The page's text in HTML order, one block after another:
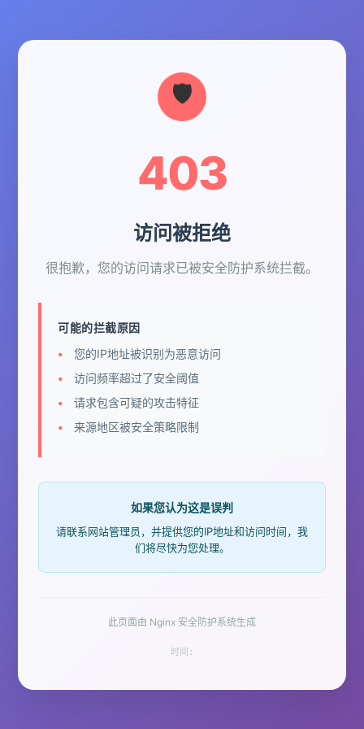
403
访问被拒绝
很抱歉，您的访问请求已被安全防护系统拦截。
可能的拦截原因
您的IP地址被识别为恶意访问
访问频率超过了安全阈值
请求包含可疑的攻击特征
来源地区被安全策略限制
如果您认为这是误判
请联系网站管理员，并提供您的IP地址和访问时间，我
们将尽快为您处理。
此页面由 Nginx 安全防护系统生成
时间: